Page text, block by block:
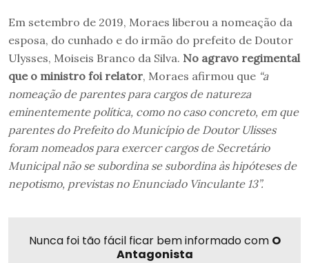
Em setembro de 2019, Moraes liberou a nomeação da
esposa, do cunhado e do irmão do prefeito de Doutor
Ulysses, Moiseis Branco da Silva. No agravo regimental
que o ministro foi relator, Moraes afirmou que “a
nomeação de parentes para cargos de natureza
eminentemente política, como no caso concreto, em que
parentes do Prefeito do Município de Doutor Ulisses
foram nomeados para exercer cargos de Secretário
Municipal não se subordina se subordina às hipóteses de
nepotismo, previstas no Enunciado Vinculante 13”.
Nunca foi tão fácil ficar bem informado com O
Antagonista